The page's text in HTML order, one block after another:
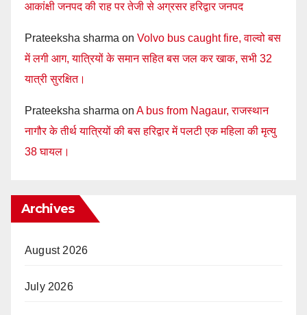
आकांक्षी जनपद की राह पर तेजी से अग्रसर हरिद्वार जनपद
Prateeksha sharma on Volvo bus caught fire, वाल्वो बस
में लगी आग, यात्रियों के समान सहित बस जल कर खाक, सभी 32
यात्री सुरक्षित।
Prateeksha sharma on A bus from Nagaur, राजस्थान
नागौर के तीर्थ यात्रियों की बस हरिद्वार में पलटी एक महिला की मृत्यु
38 घायल।
Archives
August 2026
July 2026